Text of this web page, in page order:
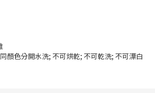
顏色分開水洗; 不可烘乾; 不可乾洗; 不可漂白